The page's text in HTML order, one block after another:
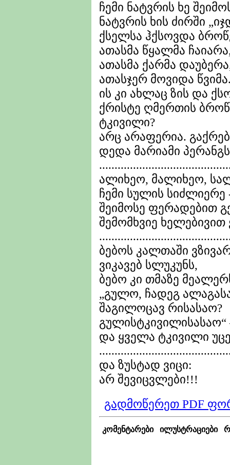
ჩემი ნატვრის ხე
ნატვრის ხის ძირში
ქსელსა ჰქსოვდა
ათასმა წყალმა
ათასმა ქარმა
ათასჯერ მოვიდა
ის კი ახლაც ზის და
ქრისტე ღმერთის
ტკივილი?
არც არაფერია.
დედა მარიამი
ალიხეო, მალიხეო,
ჩემი სულის სიძლიერე
შეიმოსე ფერადებით
შემომხვიე ხელებივით
ბებოს კალთაში
ვიკავებ სლუკუნს,
ბებო კი თმაზე
„გულო, ჩადეგ
შაგილოცავ რისასაო?
გულისტკივილისასაო“
და ყველა ტკივილი
და ზუსტად ვიცი:
არ შევიცვლები!!!
გადმოწერეთ PDF
კომენტარები ილუსტრაციები